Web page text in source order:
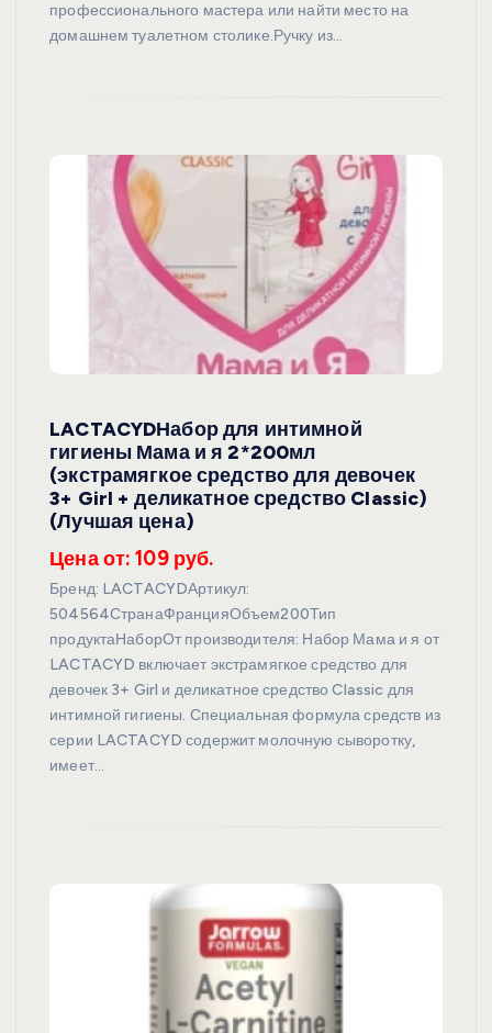
профессионального мастера или найти место на
домашнем туалетном столике.Ручку из…
LACTACYDНабор для интимной
гигиены Мама и я 2*200мл
(экстрамягкое средство для девочек
3+ Girl + деликатное средство Classic)
(Лучшая цена)
Цена от: 109 руб.
Бренд: LACTACYDАртикул:
504564СтранаФранцияОбъем200Тип
продуктаНаборОт производителя: Набор Мама и я от
LACTACYD включает экстрамягкое средство для
девочек 3+ Girl и деликатное средство Classic для
интимной гигиены. Специальная формула средств из
серии LACTACYD содержит молочную сыворотку,
имеет…